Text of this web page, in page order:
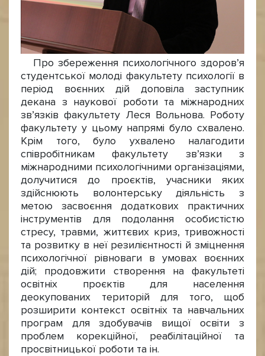
Про збереження психологічного здоров’я
студентської молоді факультету психології в
період воєнних дій доповіла заступник
декана з наукової роботи та міжнародних
зв’язків факультету Леся Вольнова. Роботу
факультету у цьому напрямі було схвалено.
Крім того, було ухвалено налагодити
співробітникам факультету зв’язки з
міжнародними психологічними організаціями,
долучитися до проєктів, учасники яких
здійснюють волонтерську діяльність з
метою засвоєння додаткових практичних
інструментів для подолання особистістю
стресу, травми, життєвих криз, тривожності
та розвитку в неї резилієнтності й зміцнення
психологічної рівноваги в умовах воєнних
дій; продовжити створення на факультеті
освітніх проєктів для населення
деокупованих територій для того, щоб
розширити контекст освітніх та навчальних
програм для здобувачів вищої освіти з
проблем корекційної, реабілітаційної та
просвітницької роботи та ін.